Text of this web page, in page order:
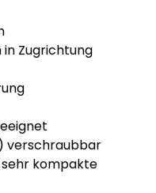
Zugrichtung
verschraubbar
kompakte